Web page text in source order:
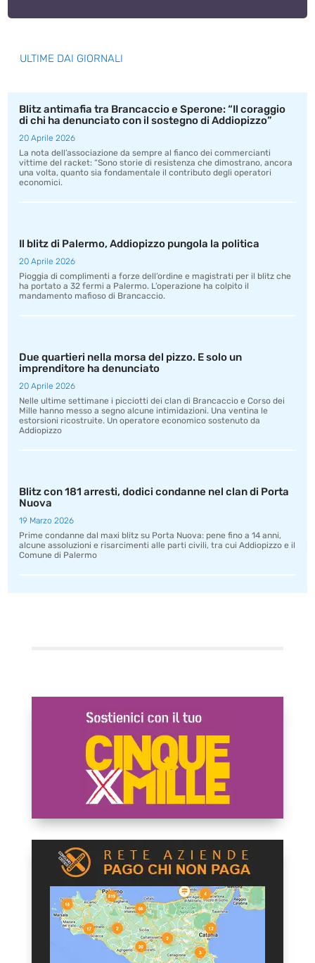
ULTIME DAI GIORNALI
Blitz antimafia tra Brancaccio e Sperone: “Il coraggio
di chi ha denunciato con il sostegno di Addiopizzo”
20 Aprile 2026
La nota dell’associazione da sempre al fianco dei commercianti
vittime del racket: “Sono storie di resistenza che dimostrano, ancora
una volta, quanto sia fondamentale il contributo degli operatori
economici.
Il blitz di Palermo, Addiopizzo pungola la politica
20 Aprile 2026
Pioggia di complimenti a forze dell’ordine e magistrati per il blitz che
ha portato a 32 fermi a Palermo. L’operazione ha colpito il
mandamento mafioso di Brancaccio.
Due quartieri nella morsa del pizzo. E solo un
imprenditore ha denunciato
20 Aprile 2026
Nelle ultime settimane i picciotti dei clan di Brancaccio e Corso dei
Mille hanno messo a segno alcune intimidazioni. Una ventina le
estorsioni ricostruite. Un operatore economico sostenuto da
Addiopizzo
Blitz con 181 arresti, dodici condanne nel clan di Porta
Nuova
19 Marzo 2026
Prime condanne dal maxi blitz su Porta Nuova: pene fino a 14 anni,
alcune assoluzioni e risarcimenti alle parti civili, tra cui Addiopizzo e il
Comune di Palermo